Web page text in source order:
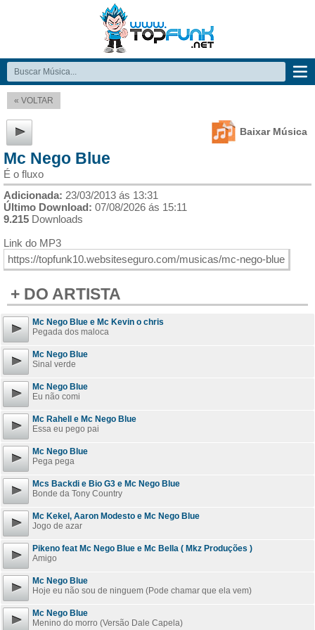
« VOLTAR
Baixar Música
Mc Nego Blue
É o fluxo
Adicionada: 23/03/2013 ás 13:31
Último Download: 07/08/2026 ás 15:11
9.215 Downloads
Link do MP3
+ DO ARTISTA
Mc Nego Blue e Mc Kevin o chris
Pegada dos maloca
Mc Nego Blue
Sinal verde
Mc Nego Blue
Eu não comi
Mc Rahell e Mc Nego Blue
Essa eu pego pai
Mc Nego Blue
Pega pega
Mcs Backdi e Bio G3 e Mc Nego Blue
Bonde da Tony Country
Mc Kekel, Aaron Modesto e Mc Nego Blue
Jogo de azar
Pikeno feat Mc Nego Blue e Mc Bella ( Mkz Produções )
Amigo
Mc Nego Blue
Hoje eu não sou de ninguem (Pode chamar que ela vem)
Mc Nego Blue
Menino do morro (Versão Dale Capela)